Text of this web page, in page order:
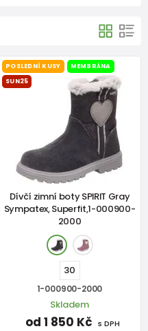
POSLEDNÍ KUSY
MEMBRÁNA
SUN25
Dívčí zimní boty SPIRIT Gray
Sympatex, Superfit,1-000900-
2000
30
1-000900-2000
Skladem
od 1 850 Kč s DPH